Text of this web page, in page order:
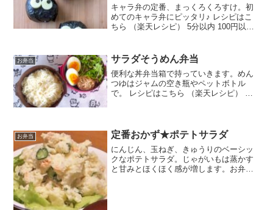
キャラ弁の定番、まっくろくろすけ。初
めてのキャラ弁にピッタリ♪ レシピはこ
ちら （楽天レシピ） 5分以内 100円以下
お弁当 サラダそうめん弁当
便利な丼弁当箱で持っていきます。めん
つゆはジャムの空き瓶やペットボトル
で。 レシピはこちら （楽天レシピ） 指
お弁当 定番おかず★ポテトサラダ
にんじん、玉ねぎ、きゅうりのベーシッ
クなポテトサラダ。じゃがいもは蒸かす
と甘みとほくほく感が増します。お弁当